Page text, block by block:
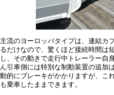
主流のヨーロッパタイプは、連結カ
るだけなので、驚くほど接続時間は
し、その動きで走行中トレーラー自
ん引車側には特別な制動装置の追加
動的にブレーキがかかりますが、こ
も乗車したままできます。